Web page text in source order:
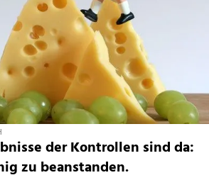
der Kontrollen sind da:
zu beanstanden.